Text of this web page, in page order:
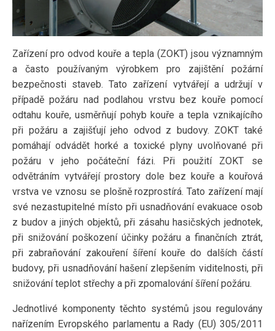
Zařízení pro odvod kouře a tepla (ZOKT) jsou významným
a často používaným výrobkem pro zajištění požární
bezpečnosti staveb. Tato zařízení vytvářejí a udržují v
případě požáru nad podlahou vrstvu bez kouře pomocí
odtahu kouře, usměrňují pohyb kouře a tepla vznikajícího
při požáru a zajišťují jeho odvod z budovy. ZOKT také
pomáhají odvádět horké a toxické plyny uvolňované při
požáru v jeho počáteční fázi. Při použití ZOKT se
odvětráním vytvářejí prostory dole bez kouře a kouřová
vrstva ve vznosu se plošně rozprostírá. Tato zařízení mají
své nezastupitelné místo při usnadňování evakuace osob
z budov a jiných objektů, při zásahu hasičských jednotek,
při snižování poškození účinky požáru a finančních ztrát,
při zabraňování zakouření šíření kouře do dalších částí
budovy, při usnadňování hašení zlepšením viditelnosti, při
snižování teplot střechy a při zpomalování šíření požáru.
Jednotlivé komponenty těchto systémů jsou regulovány
nařízením Evropského parlamentu a Rady (EU) 305/2011